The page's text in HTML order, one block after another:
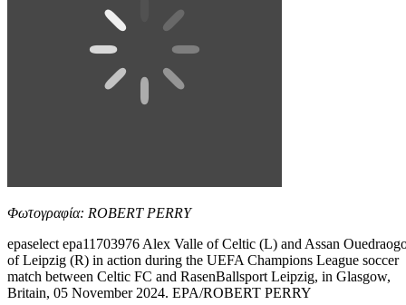
Φωτογραφία: ROBERT PERRY
epaselect epa11703976 Alex Valle of Celtic (L) and Assan
of Leipzig (R) in action during the UEFA Champions League soccer
match between Celtic FC and RasenBallsport Leipzig, in Glasgow,
Britain, 05 November 2024. EPA/ROBERT PERRY